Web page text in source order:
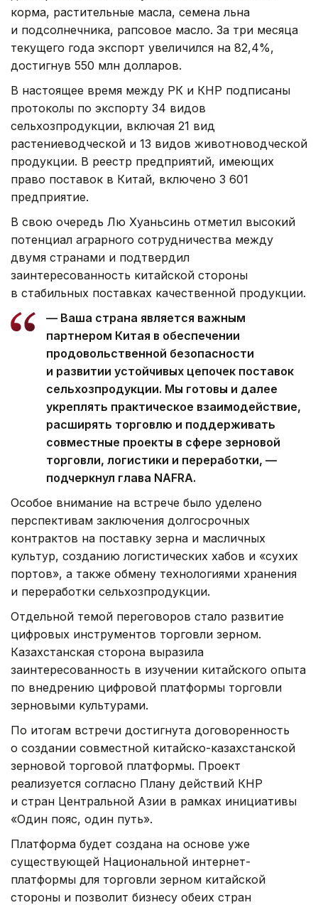
корма, растительные масла, семена льна
и подсолнечника, рапсовое масло. За три месяца
текущего года экспорт увеличился на 82,4%,
достигнув 550 млн долларов.
В настоящее время между РК и КНР подписаны
протоколы по экспорту 34 видов
сельхозпродукции, включая 21 вид
растениеводческой и 13 видов животноводческой
продукции. В реестр предприятий, имеющих
право поставок в Китай, включено 3 601
предприятие.
В свою очередь Лю Хуаньсинь отметил высокий
потенциал аграрного сотрудничества между
двумя странами и подтвердил
заинтересованность китайской стороны
в стабильных поставках качественной продукции.
— Ваша страна является важным
партнером Китая в обеспечении
продовольственной безопасности
и развитии устойчивых цепочек поставок
сельхозпродукции. Мы готовы и далее
укреплять практическое взаимодействие,
расширять торговлю и поддерживать
совместные проекты в сфере зерновой
торговли, логистики и переработки, —
подчеркнул глава NAFRA.
Особое внимание на встрече было уделено
перспективам заключения долгосрочных
контрактов на поставку зерна и масличных
культур, созданию логистических хабов и «сухих
портов», а также обмену технологиями хранения
и переработки сельхозпродукции.
Отдельной темой переговоров стало развитие
цифровых инструментов торговли зерном.
Казахстанская сторона выразила
заинтересованность в изучении китайского опыта
по внедрению цифровой платформы торговли
зерновыми культурами.
По итогам встречи достигнута договоренность
о создании совместной китайско-казахстанской
зерновой торговой платформы. Проект
реализуется согласно Плану действий КНР
и стран Центральной Азии в рамках инициативы
«Один пояс, один путь».
Платформа будет создана на основе уже
существующей Национальной интернет-
платформы для торговли зерном китайской
стороны и позволит бизнесу обеих стран